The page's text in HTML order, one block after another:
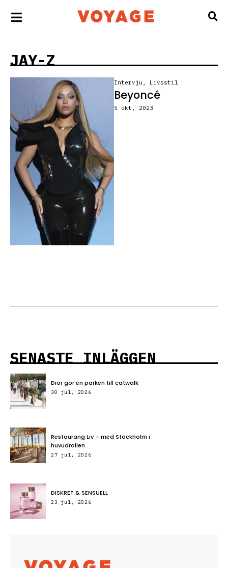
JAY-Z
Intervju , Livsstil
Beyoncé
5 okt, 2023
SENASTE INLÄGGEN
Dior gör en parken till catwalk
30 jul, 2026
Restaurang Liv – med Stockholm i
huvudrollen
27 jul, 2026
DISKRET & SENSUELL
23 jul, 2026